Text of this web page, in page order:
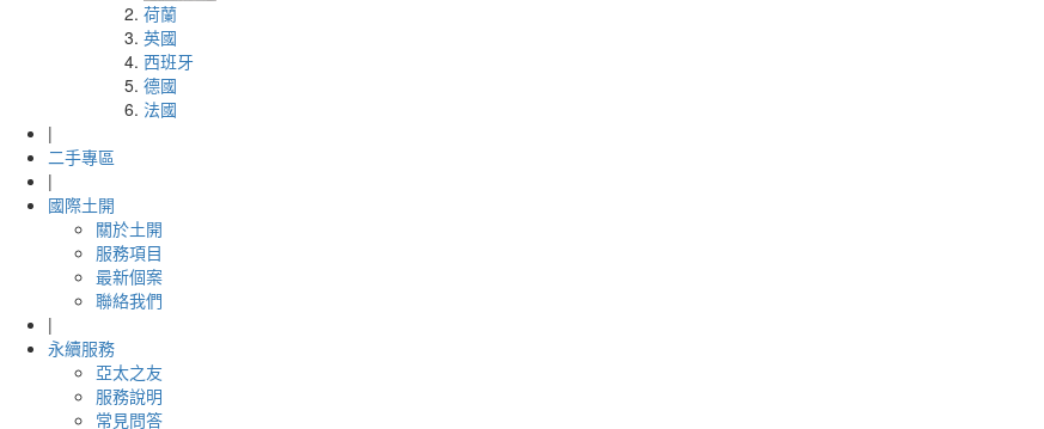
荷蘭
英國
西班牙
德國
法國
|
二手專區
|
國際土開
關於土開
服務項目
最新個案
聯絡我們
|
永續服務
亞太之友
服務說明
常見問答